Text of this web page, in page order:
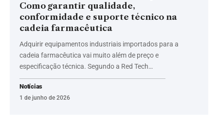
Como garantir qualidade,
conformidade e suporte técnico na
cadeia farmacêutica
Adquirir equipamentos industriais importados para a
cadeia farmacêutica vai muito além de preço e
especificação técnica. Segundo a Red Tech…
Notícias
1 de junho de 2026